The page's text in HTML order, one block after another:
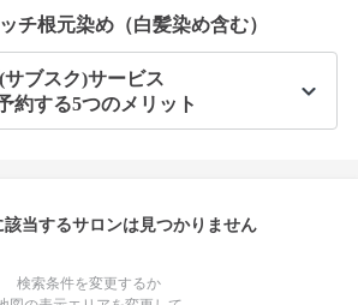
チ根元染め（白髪染め含む）
ブスク)サービス
約する5つのメリット
該当するサロンは見つかりません
検索条件を変更するか